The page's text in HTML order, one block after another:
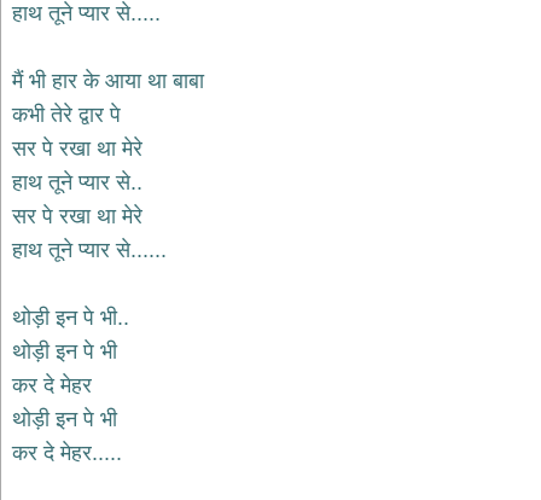
shaym
bhajans
रानी
सती
दादी
भजन
sati
bhajans
बावा
दयाल
भजन
bawa
dayal
bhajans
शनि
देव
हाथ तूने प्यार से.....
मैं भी हार के आया था बाबा
कभी तेरे द्वार पे
सर पे रखा था मेरे
हाथ तूने प्यार से..
सर पे रखा था मेरे
हाथ तूने प्यार से......
थोड़ी इन पे भी..
थोड़ी इन पे भी
कर दे मेहर
थोड़ी इन पे भी
कर दे मेहर.....